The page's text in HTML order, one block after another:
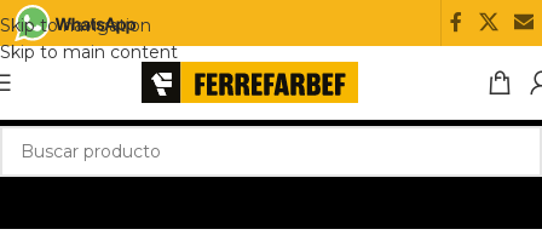
Skip to navigation
Skip to main content